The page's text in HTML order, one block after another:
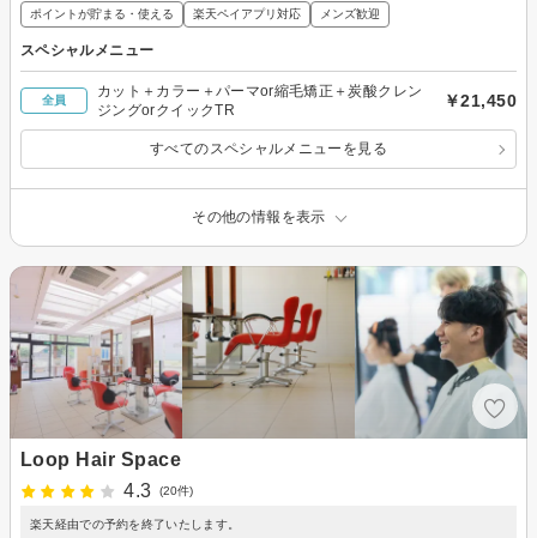
ポイントが貯まる・使える 楽天ペイアプリ対応 メンズ歓迎
スペシャルメニュー
全員
カット＋カラー＋パーマor縮毛矯正＋炭酸クレン
ジングorクイックTR
￥21,450
すべてのスペシャルメニューを見る
その他の情報を表示
Loop Hair Space
4.3
(20件)
楽天経由での予約を終了いたします。